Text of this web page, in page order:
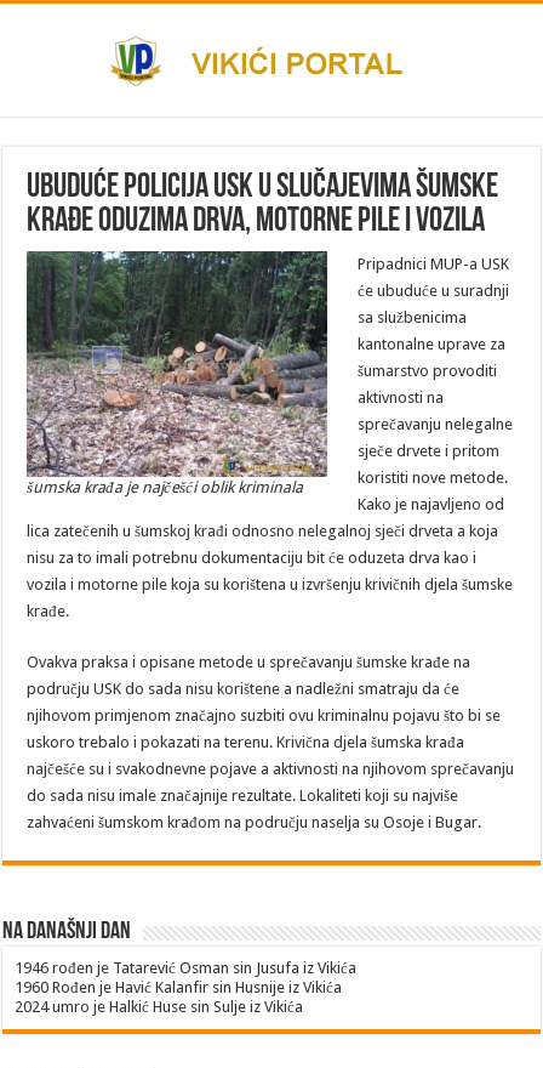
Ubuduće policija USK u slučajevima šumske
krađe oduzima drva, motorne pile i vozila
šumska krađa je najčešći oblik kriminala
Pripadnici MUP-a USK
će ubuduće u suradnji
sa službenicima
kantonalne uprave za
šumarstvo provoditi
aktivnosti na
sprečavanju nelegalne
sječe drvete i pritom
koristiti nove metode.
Kako je najavljeno od
lica zatečenih u šumskoj krađi odnosno nelegalnoj sječi drveta a koja
nisu za to imali potrebnu dokumentaciju bit će oduzeta drva kao i
vozila i motorne pile koja su korištena u izvršenju krivičnih djela šumske
krađe.
Ovakva praksa i opisane metode u sprečavanju šumske krađe na
području USK do sada nisu korištene a nadležni smatraju da će
njihovom primjenom značajno suzbiti ovu kriminalnu pojavu što bi se
uskoro trebalo i pokazati na terenu. Krivična djela šumska krađa
najčešće su i svakodnevne pojave a aktivnosti na njihovom sprečavanju
do sada nisu imale značajnije rezultate. Lokaliteti koji su najviše
zahvaćeni šumskom krađom na području naselja su Osoje i Bugar.
Na današnji dan
1946 rođen je Tatarević Osman sin Jusufa iz Vikića
1960 Rođen je Havić Kalanfir sin Husnije iz Vikića
2024 umro je Halkić Huse sin Sulje iz Vikića